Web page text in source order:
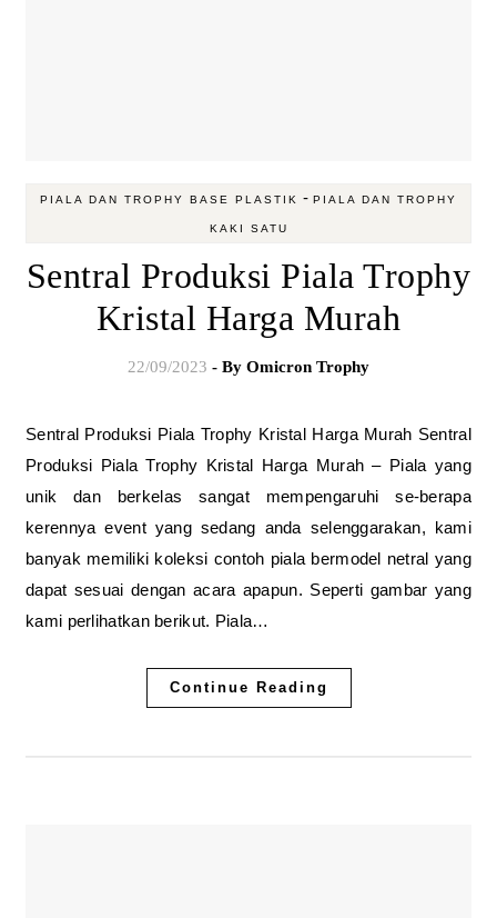
PIALA DAN TROPHY BASE PLASTIK - PIALA DAN TROPHY
KAKI SATU
Sentral Produksi Piala Trophy
Kristal Harga Murah
22/09/2023 - By Omicron Trophy
Sentral Produksi Piala Trophy Kristal Harga Murah Sentral
Produksi Piala Trophy Kristal Harga Murah – Piala yang
unik dan berkelas sangat mempengaruhi se-berapa
kerennya event yang sedang anda selenggarakan, kami
banyak memiliki koleksi contoh piala bermodel netral yang
dapat sesuai dengan acara apapun. Seperti gambar yang
kami perlihatkan berikut. Piala…
Continue Reading